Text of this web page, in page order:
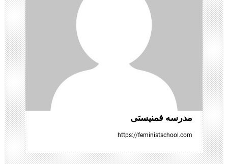
ش
ت
ه‌
ه
ا
مدرسه فمنیستی
https://feministschool.com